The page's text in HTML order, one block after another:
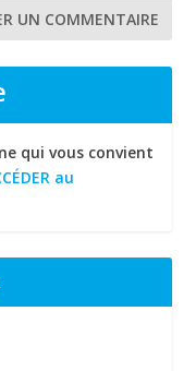
qui vous convient
au